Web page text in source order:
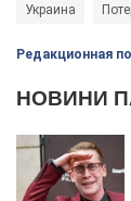
Украина
Редакционная